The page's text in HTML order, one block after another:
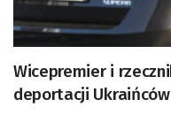
Wicepremier i rzecznik PiS o zapowiedzi
deportacji Ukraińców